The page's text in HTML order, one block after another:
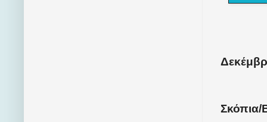
Σκόπια/